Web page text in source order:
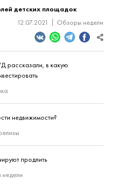
детских площадок
12.07.2021
Обзоры недели
рассказали, в какую
недвижимости?
продлить